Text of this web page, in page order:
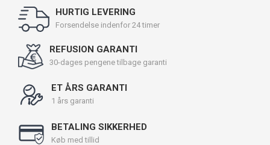
HURTIG LEVERING
Forsendelse indenfor 24 timer
REFUSION GARANTI
30-dages pengene tilbage garanti
ET ÅRS GARANTI
1 års garanti
BETALING SIKKERHED
Køb med tillid